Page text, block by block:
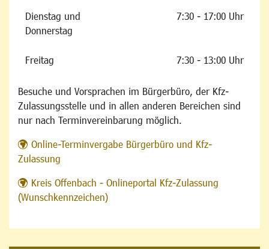
Dienstag und
Donnerstag
7:30 - 17:00 Uhr
Freitag 7:30 - 13:00 Uhr
Besuche und Vorsprachen im Bürgerbüro, der Kfz-
Zulassungsstelle und in allen anderen Bereichen sind
nur nach Terminvereinbarung möglich.
Online-Terminvergabe Bürgerbüro und Kfz-
Zulassung
Kreis Offenbach - Onlineportal Kfz-Zulassung
(Wunschkennzeichen)